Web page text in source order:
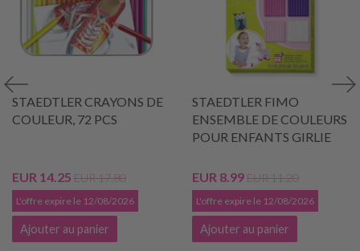
STAEDTLER CRAYONS DE
COULEUR, 72 PCS
EUR 14.25 EUR 17.80
L'offre expire le 12/08/2026
Ajouter au panier
STAEDTLER FIMO
ENSEMBLE DE COULEURS
POUR ENFANTS GIRLIE
EUR 8.99EUR 11.20
L'offre expire le 12/08/2026
Ajouter au panier